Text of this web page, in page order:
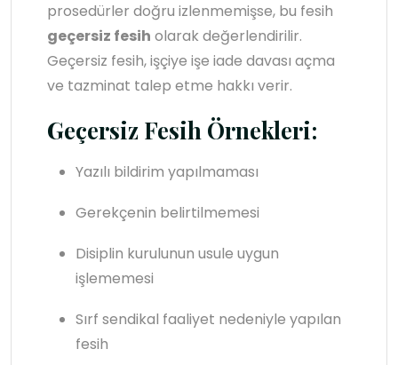
prosedürler doğru izlenmemişse, bu fesih
geçersiz fesih olarak değerlendirilir.
Geçersiz fesih, işçiye işe iade davası açma
ve tazminat talep etme hakkı verir.
Geçersiz Fesih Örnekleri:
Yazılı bildirim yapılmaması
Gerekçenin belirtilmemesi
Disiplin kurulunun usule uygun
işlememesi
Sırf sendikal faaliyet nedeniyle yapılan
fesih